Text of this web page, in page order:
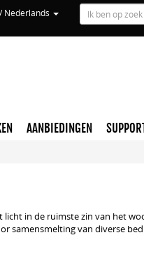
Nederlands
AANBIEDINGEN
in de ruimste zin van het
samensmelting van diverse